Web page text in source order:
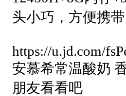
头小巧，方便携带
https://u.jd.com/
安慕希常温酸奶
朋友看看吧